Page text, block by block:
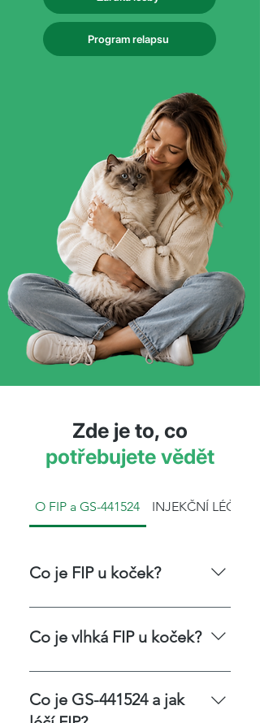
Program relapsu
Zde je to, co
potřebujete vědět
O FIP a GS-441524 INJEKČNÍ LÉČBA
Co je FIP u koček?
FIP (infekční peritonitida koček) je
závažné, progresivní onemocnění
způsobené mutací kočičího
koronaviru. U většiny koček kočičí
koronavirus nezpůsobuje žádné
příznaky nebo jen mírné zažívací
Co je vlhká FIP u koček?
Vlhká (efuzivní) FIP způsobuje
hromadění tekutiny v břišní nebo
hrudní dutině, což vede k
Co je GS-441524 a jak